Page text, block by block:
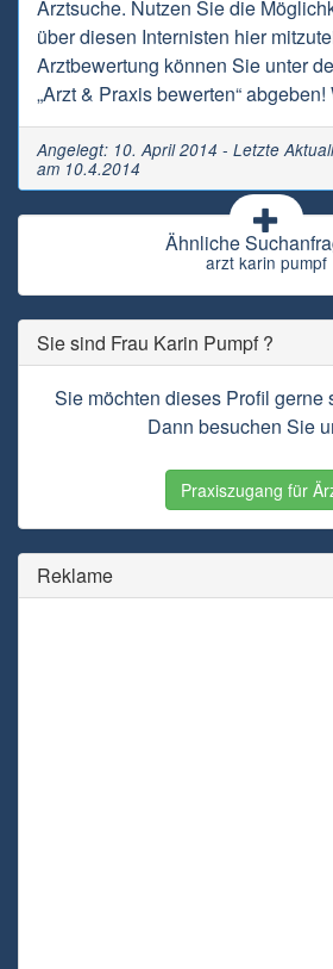
Arztsuche. Nutzen Sie die
über diesen Internisten hier
Arztbewertung können Sie unter
„Arzt & Praxis bewerten“
Angelegt: 10. April 2014 - Letzte
am 10.4.2014
Ähnliche
arzt karin pumpf
Sie sind Frau Karin Pumpf ?
Sie möchten dieses Profil gerne
Dann besuchen Sie
Praxiszugang für
Reklame